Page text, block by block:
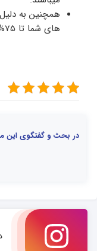
همچنین به
های شما تا 75% صرفه جویی میگردد.
در بحث و گفتگوی این